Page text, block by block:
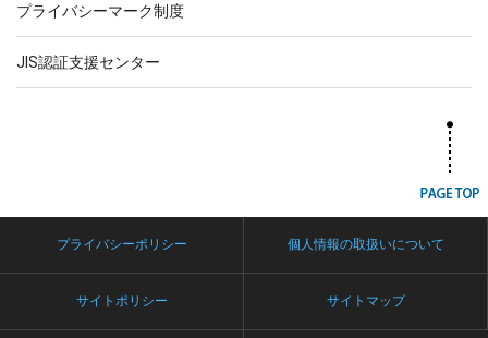
プライバシーマーク制度
JIS認証支援センター
プライバシーポリシー 個人情報の取扱いについて
サイトポリシー サイトマップ